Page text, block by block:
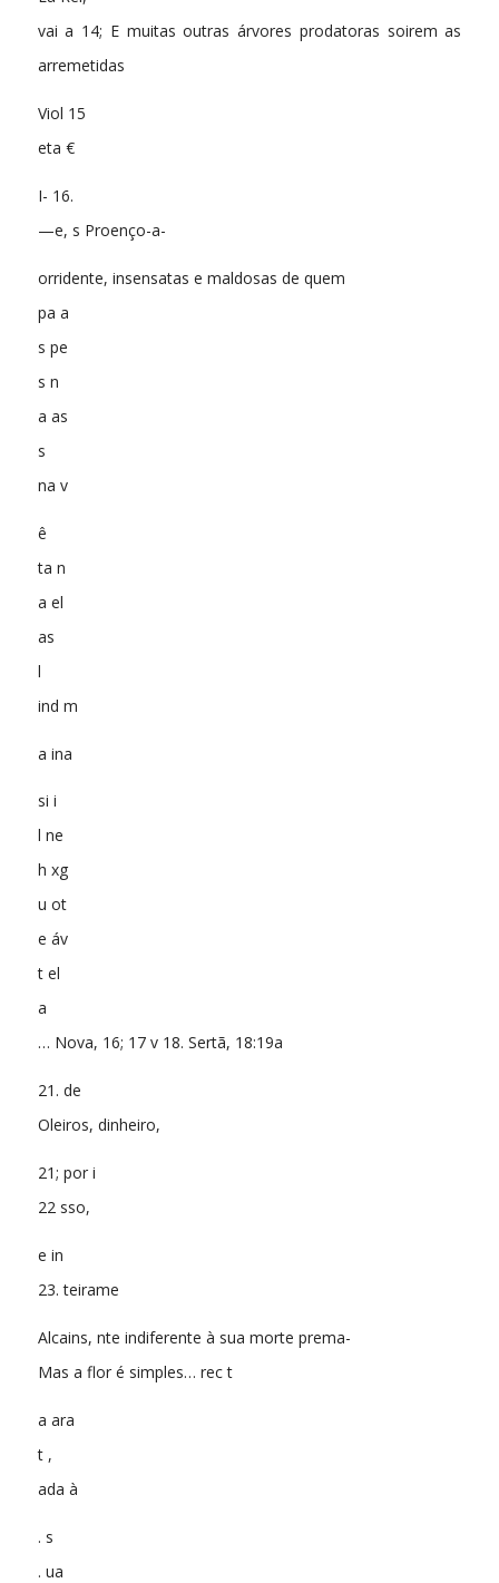
vai a 14; E muitas outras árvores prodatoras soirem as
arremetidas
Viol 15
eta €
I- 16.
—e, s Proenço-a-
orridente, insensatas e maldosas de quem
pa a
s pe
s n
a as
s
na v
ê
ta n
a el
as
l
ind m
a ina
si i
l ne
h xg
u ot
e áv
t el
a
… Nova, 16; 17 v 18. Sertã, 18:19a
21. de
Oleiros, dinheiro,
21; por i
22 sso,
e in
23. teirame
Alcains, nte indiferente à sua morte prema-
Mas a flor é simples… rec t
a ara
t ,
ada à
. s
. ua